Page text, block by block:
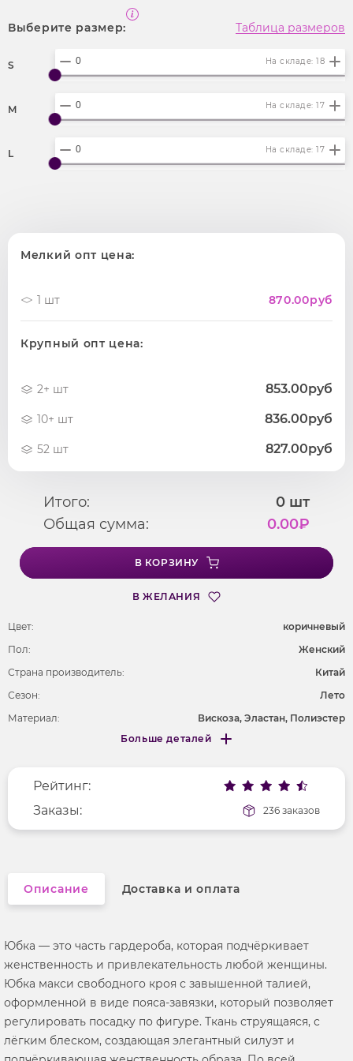
Выберите размер: Таблица размеров
S На складе: 18
M На складе: 17
L На складе: 17
Мелкий опт цена:
1 шт 870.00руб
Крупный опт цена:
2+ шт 853.00руб
10+ шт 836.00руб
52 шт 827.00руб
Итого: 0 шт
Общая сумма:
0.00₽
В КОРЗИНУ
В ЖЕЛАНИЯ
Цвет:
коричневый
Пол:
Женский
Страна производитель:
Китай
Сезон:
Лето
Материал:
Вискоза, Эластан, Полиэстер
Фактура материала
текстильный
Больше деталей
Меньше деталей
Рейтинг:
Заказы:
236 заказов
Описание Доставка и оплата
Юбка — это часть гардероба, которая подчёркивает
женственность и привлекательность любой женщины.
Юбка макси свободного кроя с завышенной талией,
оформленной в виде пояса-завязки, который позволяет
регулировать посадку по фигуре. Ткань струящаяся, с
лёгким блеском, создающая элегантный силуэт и